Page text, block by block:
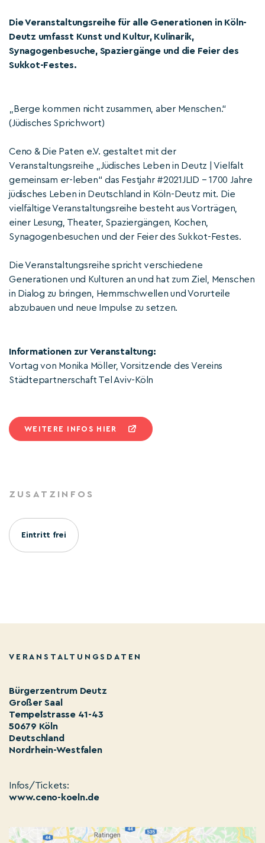
Die Veranstaltungsreihe für alle Generationen in Köln-
Deutz umfasst Kunst und Kultur, Kulinarik,
Synagogenbesuche, Spaziergänge und die Feier des
Sukkot-Festes.
„Berge kommen nicht zusammen, aber Menschen.“
(Jüdisches Sprichwort)
Ceno & Die Paten e.V. gestaltet mit der
Veranstaltungsreihe „Jüdisches Leben in Deutz | Vielfalt
gemeinsam er-leben“ das Festjahr #2021JLID – 1700 Jahre
jüdisches Leben in Deutschland in Köln-Deutz mit. Die
vielfältige Veranstaltungsreihe besteht aus Vorträgen,
einer Lesung, Theater, Spaziergängen, Kochen,
Synagogenbesuchen und der Feier des Sukkot-Festes.
Die Veranstaltungsreihe spricht verschiedene
Generationen und Kulturen an und hat zum Ziel, Menschen
in Dialog zu bringen, Hemmschwellen und Vorurteile
abzubauen und neue Impulse zu setzen.
Informationen zur Veranstaltung:
Vortag von Monika Möller, Vorsitzende des Vereins
Städtepartnerschaft Tel Aviv-Köln
WEITERE INFOS HIER
ZUSATZINFOS
Eintritt frei
VERANSTALTUNGSDATEN
Bürgerzentrum Deutz
Großer Saal
Tempelstrasse 41-43
50679 Köln
Deutschland
Nordrhein-Westfalen
Infos/Tickets:
www.ceno-koeln.de